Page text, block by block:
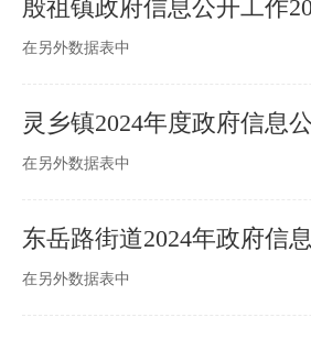
殷祖镇政府信息公开工作
在另外数据表中
灵乡镇2024年度政府信息
在另外数据表中
东岳路街道2024年政府信
在另外数据表中